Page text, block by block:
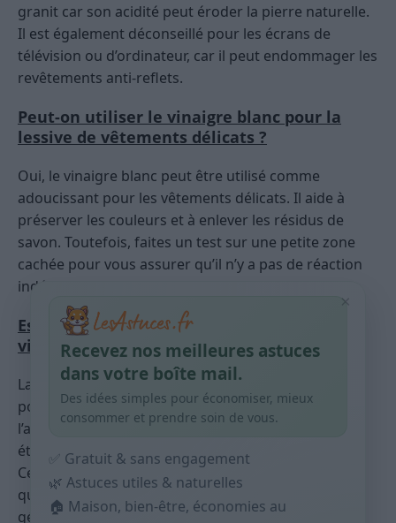
granit car son acidité peut éroder la pierre naturelle.
Il est également déconseillé pour les écrans de
télévision ou d’ordinateur, car il peut endommager les
revêtements anti-reflets.
Peut-on utiliser le vinaigre blanc pour la
lessive de vêtements délicats ?
Oui, le vinaigre blanc peut être utilisé comme
adoucissant pour les vêtements délicats. Il aide à
préserver les couleurs et à enlever les résidus de
savon. Toutefois, faites un test sur une petite zone
cachée pour vous assurer qu’il n’y a pas de réaction
indésirable.
Est-il possible de fabriquer son propre
vinaigre blanc à la maison ?
La fabrication de vinaigre blanc à la maison est
possible, mais elle requiert de la patience et de
l’attention. Elle implique de fermenter de l’alcool
éthylique avec une culture de bactéries acétiques.
Cependant, pour des raisons de sécurité et de
qualité, l’achat de vinaigre blanc commercial est
généralement recommandé.
×
Recevez nos meilleures astuces
dans votre boîte mail.
Des idées simples pour économiser, mieux
consommer et prendre soin de vous.
✅ Gratuit & sans engagement
🌿 Astuces utiles & naturelles
🏠 Maison, bien-être, économies au